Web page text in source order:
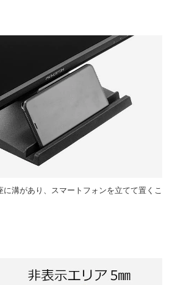
溝があり、スマートフォンを立てて置くこ